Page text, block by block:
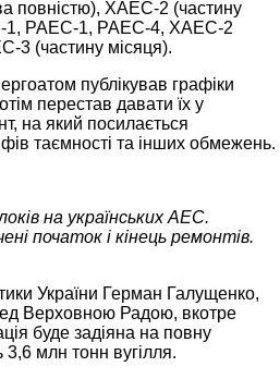
повністю), ХАЕС-2 (частину
1, РАЕС-1, РАЕС-4, ХАЕС-2
3 (частину місяця).
публікував графіки
перестав давати їх у
на який посилається
таємності та інших обмежень.
на українських АЕС.
початок і кінець ремонтів.
України Герман Галущенко,
Верховною Радою, вкотре
буде задіяна на повну
млн тонн вугілля.